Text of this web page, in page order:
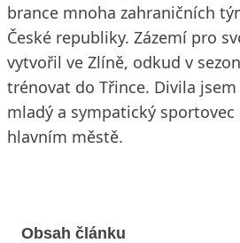
brance mnoha zahraničních
České republiky. Zázemí pro
vytvořil ve Zlíně, odkud v
trénovat do Třince. Divila
mladý a sympatický
hlavním městě.
Obsah článku